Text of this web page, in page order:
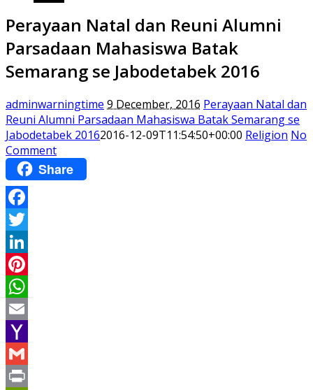
Perayaan Natal dan Reuni Alumni
Parsadaan Mahasiswa Batak
Semarang se Jabodetabek 2016
adminwarningtime 9 December, 2016 Perayaan Natal dan
Reuni Alumni Parsadaan Mahasiswa Batak Semarang se
Jabodetabek 20162016-12-09T11:54:50+00:00 Religion No
Comment
Share
Facebook
Twitter
LinkedIn
Pinterest
WhatsApp
Email
Yahoo
Mail
Gmail